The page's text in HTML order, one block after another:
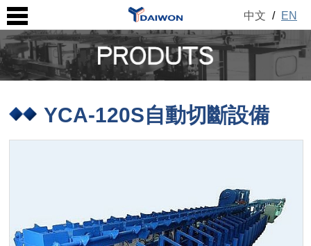
中文 / EN
YCA-120S自動切斷設備